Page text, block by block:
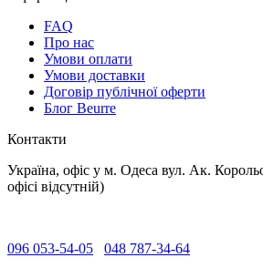
FAQ
Про нас
Умови оплати
Умови доставки
Договір публічної оферти
Блог Beurre
Контакти
Україна, офіс у м. Одеса вул. Ак.
офісі відсутній)
096 053-54-05 048 787-34-64